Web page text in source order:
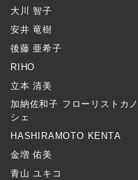
大川 智子
安井 竜樹
後藤 亜希子
RIHO
立本 清美
加納佐和子 フローリストカノ
シェ
HASHIRAMOTO KENTA
金増 佑美
青山 ユキコ